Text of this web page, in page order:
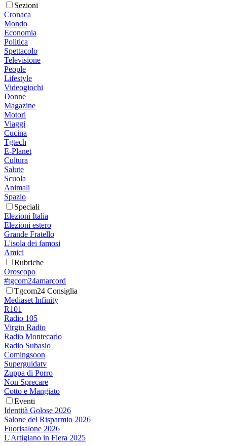
Sezioni
Cronaca
Mondo
Economia
Politica
Spettacolo
Televisione
People
Lifestyle
Videogiochi
Donne
Magazine
Motori
Viaggi
Cucina
Tgtech
E-Planet
Cultura
Salute
Scuola
Animali
Spazio
Speciali
Elezioni Italia
Elezioni estero
Grande Fratello
L'isola dei famosi
Amici
Rubriche
Oroscopo
#tgcom24amarcord
Tgcom24 Consiglia
Mediaset Infinity
R101
Radio 105
Virgin Radio
Radio Montecarlo
Radio Subasio
Comingsoon
Superguidatv
Zuppa di Porro
Non Sprecare
Cotto e Mangiato
Eventi
Identità Golose 2026
Salone del Risparmio 2026
Fuorisalone 2026
L'Artigiano in Fiera 2025